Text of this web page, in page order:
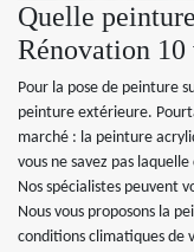
Quelle
Rénovation
Pour la pose de peinture
peinture extérieure.
marché : la peinture
vous ne savez pas
Nos spécialistes peuvent
Nous vous proposons la
conditions climatiques de